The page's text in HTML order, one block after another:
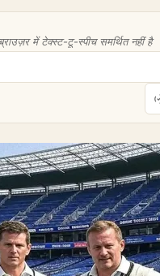
में टेक्स्ट-टू-स्पीच समर्थित नहीं है